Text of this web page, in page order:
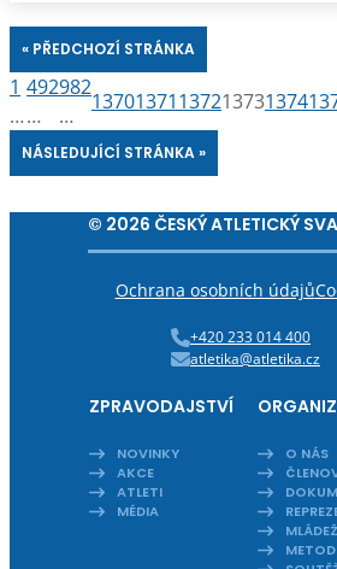
« PŘEDCHOZÍ STRÁNKA
1
…
492
…
982
…
13701371137213731374
NÁSLEDUJÍCÍ STRÁNKA »
© 2026 ČESKÝ ATLETICKÝ
Ochrana osobních údajů
+420 233 014 400
atletika@atletika.cz
ZPRAVODAJSTVÍ
NOVINKY
AKCE
ATLETI
MÉDIA
O NÁS
MLÁDEŽ